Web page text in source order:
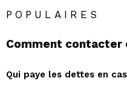
POPULAIRES
Comment contacter
Qui paye les dettes en